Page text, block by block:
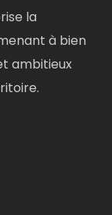
la
à bien
ambitieux